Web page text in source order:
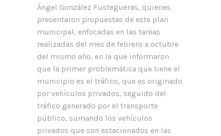
Ángel González Fustegueras, quienes
presentaron propuestas de este plan
municipal, enfocadas en las tareas
realizadas del mes de febrero a octubre
del mismo año, en la que informaron
que la primer problemática que tiene el
municipio es el tráfico, que es originado
por vehículos privados, seguido del
tráfico generado por el transporte
público, sumando los vehículos
privados que son estacionados en las